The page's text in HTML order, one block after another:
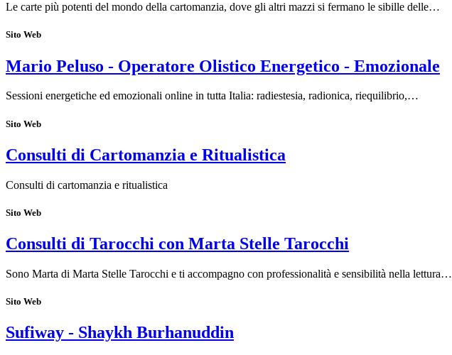
Le carte più potenti del mondo della cartomanzia, dove gli altri mazzi si fermano le sibille delle…
Sito Web
Mario Peluso - Operatore Olistico Energetico - Emozionale
Sessioni energetiche ed emozionali online in tutta Italia: radiestesia, radionica, riequilibrio,…
Sito Web
Consulti di Cartomanzia e Ritualistica
Consulti di cartomanzia e ritualistica
Sito Web
Consulti di Tarocchi con Marta Stelle Tarocchi
Sono Marta di Marta Stelle Tarocchi e ti accompagno con professionalità e sensibilità nella lettura…
Sito Web
Sufiway - Shaykh Burhanuddin